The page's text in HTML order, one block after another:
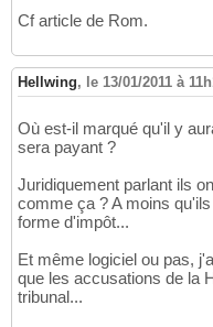
Cf article de Rom.
Hellwing, le 13/01/2011 à
Où est-il marqué qu'il y
sera payant ?
Juridiquement parlant ils
comme ça ? A moins
forme d'impôt...
Et même logiciel ou pas,
que les accusations de la
tribunal...